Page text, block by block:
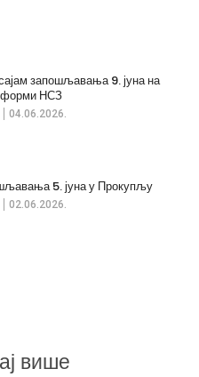
04.06.2026.
запошљавања 9. јуна на
НСЗ
02.06.2026.
5. јуна у Прокупљу
више